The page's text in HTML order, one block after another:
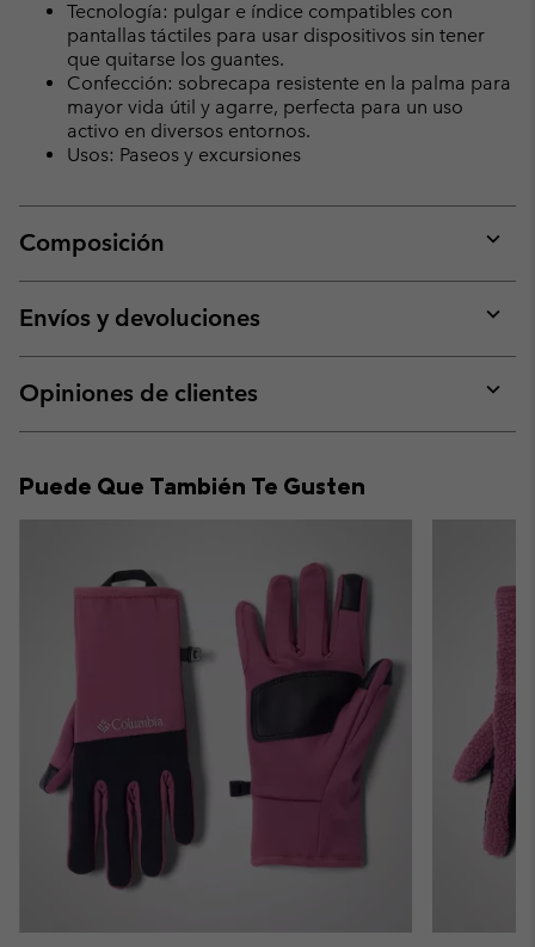
Tecnología: pulgar e índice compatibles con
pantallas táctiles para usar dispositivos sin tener
que quitarse los guantes.
Confección: sobrecapa resistente en la palma para
mayor vida útil y agarre, perfecta para un uso
activo en diversos entornos.
Usos: Paseos y excursiones
Composición
or
Envíos y devoluciones
or
Opiniones de clientes
or
Puede Que También Te Gusten